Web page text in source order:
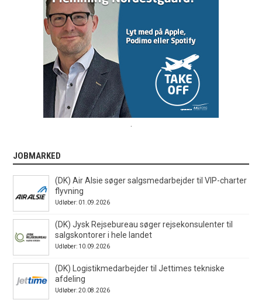
.
JOBMARKED
(DK) Air Alsie søger salgsmedarbejder til VIP-charter
flyvning
Udløber: 01.09.2026
(DK) Jysk Rejsebureau søger rejsekonsulenter til
salgskontorer i hele landet
Udløber: 10.09.2026
(DK) Logistikmedarbejder til Jettimes tekniske
afdeling
Udløber: 20.08.2026